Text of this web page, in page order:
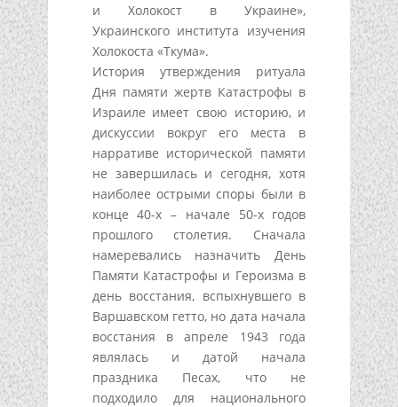
и Холокост в Украине»,
Украинского института изучения
Холокоста «Ткума».
История утверждения ритуала
Дня памяти жертв Катастрофы в
Израиле имеет свою историю, и
дискуссии вокруг его места в
нарративе исторической памяти
не завершилась и сегодня, хотя
наиболее острыми споры были в
конце 40-х – начале 50-х годов
прошлого столетия. Сначала
намеревались назначить День
Памяти Катастрофы и Героизма в
день восстания, вспыхнувшего в
Варшавском гетто, но дата начала
восстания в апреле 1943 года
являлась и датой начала
праздника Песах, что не
подходило для национального